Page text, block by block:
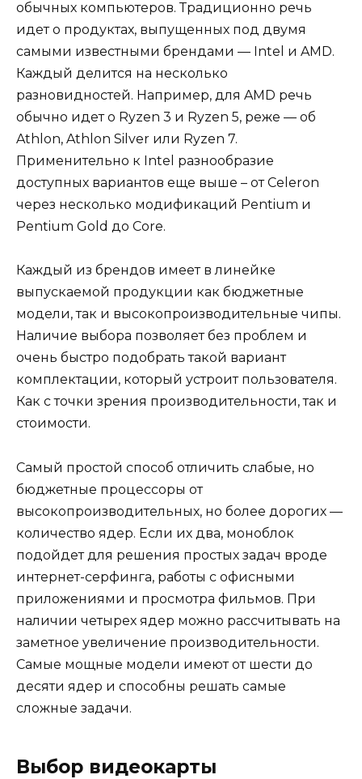
обычных компьютеров. Традиционно речь
идет о продуктах, выпущенных под двумя
самыми известными брендами — Intel и AMD.
Каждый делится на несколько
разновидностей. Например, для AMD речь
обычно идет о Ryzen 3 и Ryzen 5, реже — об
Athlon, Athlon Silver или Ryzen 7.
Применительно к Intel разнообразие
доступных вариантов еще выше – от Celeron
через несколько модификаций Pentium и
Pentium Gold до Core.
Каждый из брендов имеет в линейке
выпускаемой продукции как бюджетные
модели, так и высокопроизводительные чипы.
Наличие выбора позволяет без проблем и
очень быстро подобрать такой вариант
комплектации, который устроит пользователя.
Как с точки зрения производительности, так и
стоимости.
Самый простой способ отличить слабые, но
бюджетные процессоры от
высокопроизводительных, но более дорогих —
количество ядер. Если их два, моноблок
подойдет для решения простых задач вроде
интернет-серфинга, работы с офисными
приложениями и просмотра фильмов. При
наличии четырех ядер можно рассчитывать на
заметное увеличение производительности.
Самые мощные модели имеют от шести до
десяти ядер и способны решать самые
сложные задачи.
Выбор видеокарты